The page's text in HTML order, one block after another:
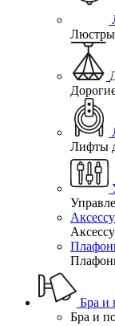
Лифты
Бра и
Бра и